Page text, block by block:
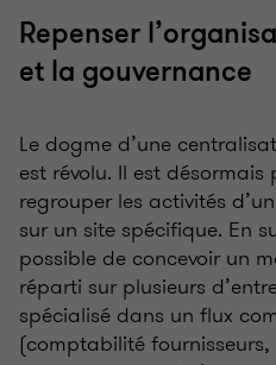
Repenser
et la gouvernance
Le dogme d’une
est révolu. Il est
regrouper les activités
sur un site spécifique. En
possible de concevoir un
réparti sur plusieurs
spécialisé dans un flux
(comptabilité